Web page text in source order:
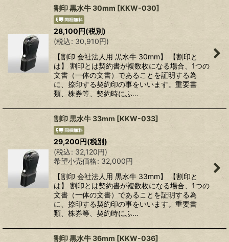
割印 黒水牛 30mm [KKW-030]
28,100円(税別)
(税込: 30,910円)
【割印 会社法人用 黒水牛 30mm】 【割印と
は】 割印とは契約書が複数枚になる場合、1つの
文書（一体の文書）であることを証明する為
に、捺印する契約印の事をいいます。重要書
類、株券等、契約時にふ…
割印 黒水牛 33mm [KKW-033]
29,200円(税別)
(税込: 32,120円)
希望小売価格: 32,000円
【割印 会社法人用 黒水牛 33mm】 【割印と
は】 割印とは契約書が複数枚になる場合、1つの
文書（一体の文書）であることを証明する為
に、捺印する契約印の事をいいます。重要書
類、株券等、契約時にふ…
割印 黒水牛 36mm [KKW-036]